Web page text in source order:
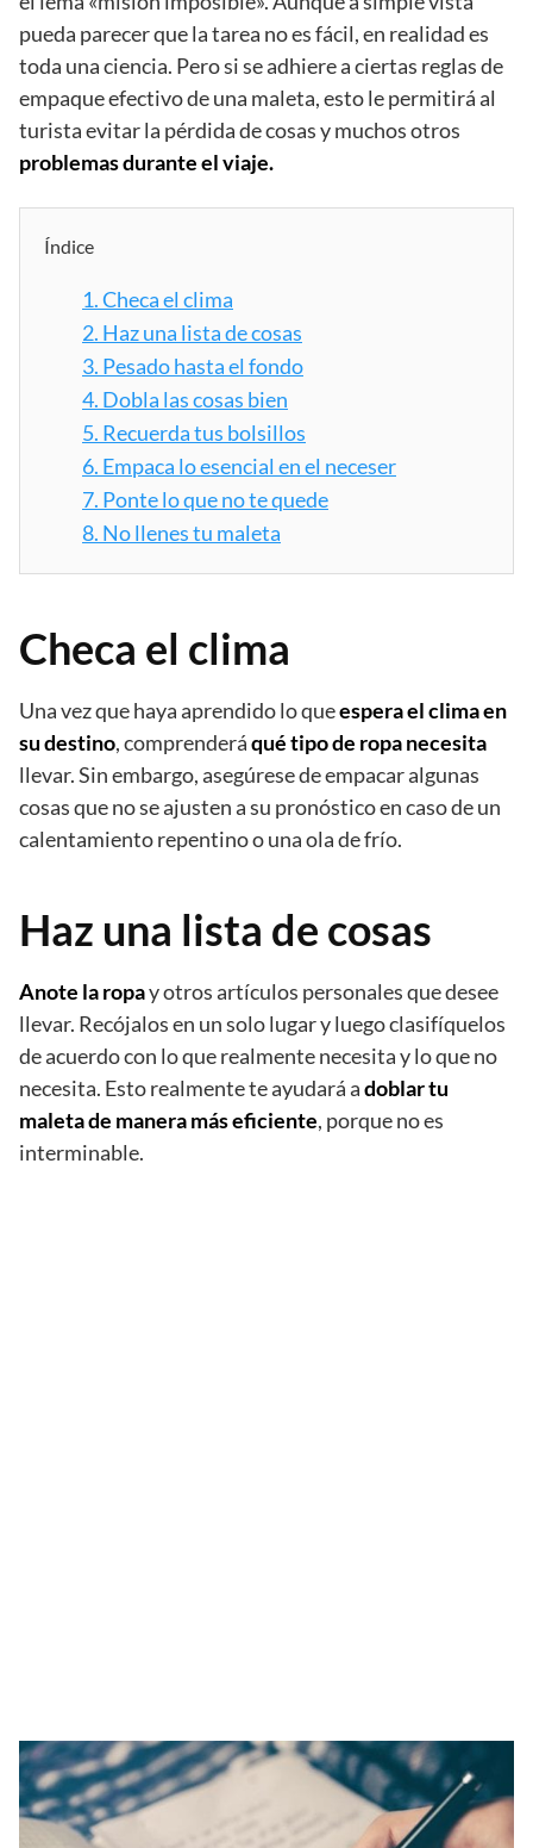
pueda parecer que la tarea no es fácil, en realidad es
toda una ciencia. Pero si se adhiere a ciertas reglas de
empaque efectivo de una maleta, esto le permitirá al
turista evitar la pérdida de cosas y muchos otros
problemas durante el viaje.
Índice
1.Checa el clima
2. Haz una lista de cosas
3. Pesado hasta el fondo
4. Dobla las cosas bien
5. Recuerda tus bolsillos
6. Empaca lo esencial en el neceser
7. Ponte lo que no te quede
8. No llenes tu maleta
Checa el clima
Una vez que haya aprendido lo queespera el clima en
su destino, comprenderáqué tipo de ropa necesita
llevar. Sin embargo, asegúrese de empacar algunas
cosas que no se ajusten a su pronóstico en caso de un
calentamiento repentino o una ola de frío.
Haz una lista de cosas
Anote la ropay otros artículos personales que desee
llevar. Recójalos en un solo lugar y luego clasifíquelos
de acuerdo con lo que realmente necesita y lo que no
necesita. Esto realmente te ayudará adoblar tu
maleta de manera más eficiente, porque no es
interminable.